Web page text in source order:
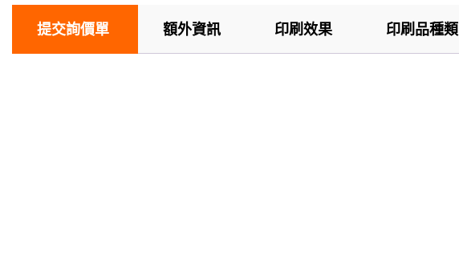
提交詢價單 額外資訊 印刷效果 印刷品種類